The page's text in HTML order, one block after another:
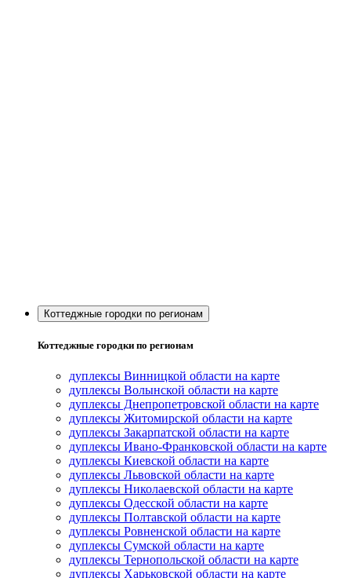
Коттеджные городки по регионам
Коттеджные городки по регионам
дуплексы Винницкой области на карте
дуплексы Волынской области на карте
дуплексы Днепропетровской области на карте
дуплексы Житомирской области на карте
дуплексы Закарпатской области на карте
дуплексы Ивано-Франковской области на карте
дуплексы Киевской области на карте
дуплексы Львовской области на карте
дуплексы Николаевской области на карте
дуплексы Одесской области на карте
дуплексы Полтавской области на карте
дуплексы Ровненской области на карте
дуплексы Сумской области на карте
дуплексы Тернопольской области на карте
дуплексы Харьковской области на карте